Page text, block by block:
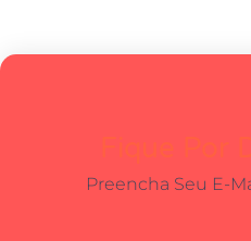
Preencha Seu E-